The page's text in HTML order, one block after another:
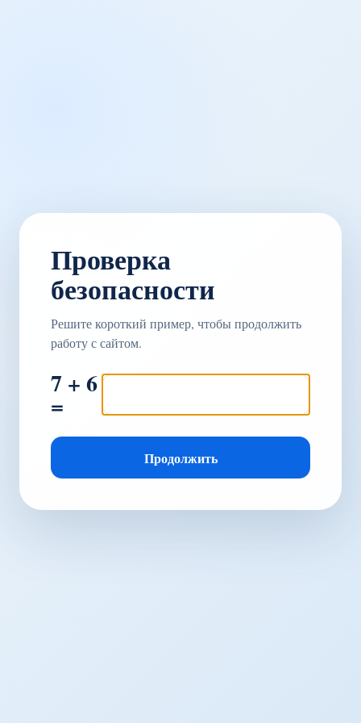
Проверка
безопасности
Решите короткий пример, чтобы продолжить
работу с сайтом.
7 + 6
=
Продолжить